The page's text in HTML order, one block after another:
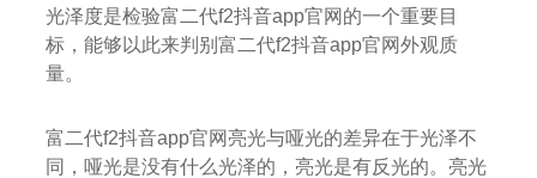
光泽度是检验富二代f2抖音app官网的一个重要目
标，能够以此来判别富二代f2抖音app官网外观质
量。
富二代f2抖音app官网亮光与哑光的差异在于光泽不
同，哑光是没有什么光泽的，亮光是有反光的。亮光